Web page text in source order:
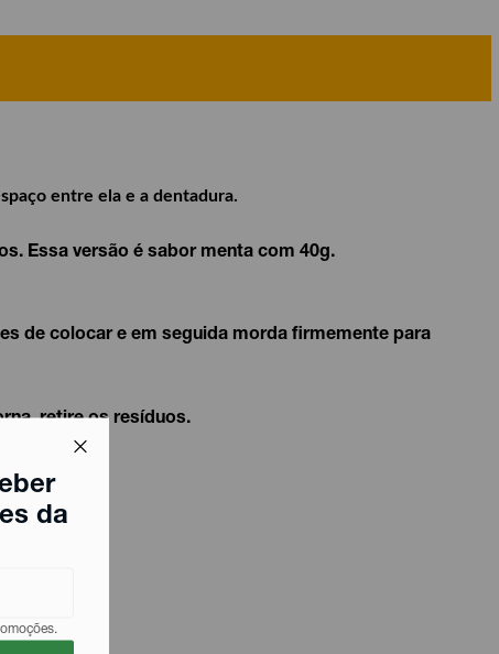
da
entre ela e a dentadura.
Essa versão é sabor menta com 40g.
de colocar e em seguida morda firmemente para
retire os resíduos.